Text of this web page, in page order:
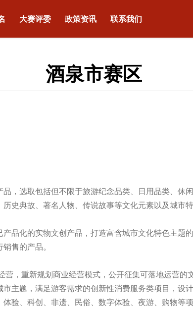
大赛评委 政策资讯 联系我们
酒泉市赛区
品，选取包括但不限于旅游纪念品类、日用品类、休
史典故、著名人物、传说故事等文化元素以及城市
产品化的实物文创产品，打造富含城市文化特色主题
售的产品。
营，重新规划商业经营模式，公开征集可落地运营
主题，满足游客需求的创新性消费服务类项目，设
验、科创、非遗、民俗、数字体验、夜游、购物等项